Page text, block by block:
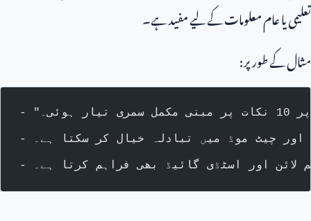
تعلیمی یا عام معلومات کے لیے مفید ہے۔
مثال کے طور پر:
اور چیٹ موڈ میں تبادلہ خیال کر سکتا ہے۔
لائن اور اسٹڈی گائیڈ بھی فراہم کرتا ہے۔